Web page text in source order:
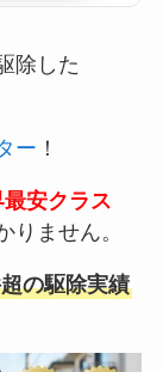
除した
ー ！
安クラス
りません。
の駆除実績